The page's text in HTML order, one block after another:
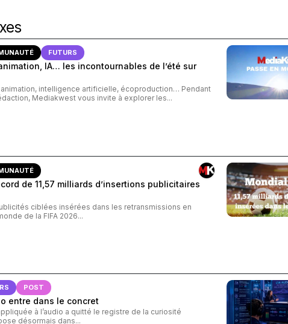
FUTURS
IA… les incontournables de l’été sur
intelligence artificielle, écoproduction… Pendant
Mediakwest vous invite à explorer les...
de 11,57 milliards d’insertions publicitaires
ciblées insérées dans les retransmissions en
de la FIFA 2026...
POST
entre dans le concret
à l’audio a quitté le registre de la curiosité
désormais dans...